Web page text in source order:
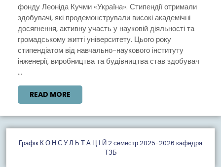
фонду Леоніда Кучми «Україна». Стипендії отримали
здобувачі, які продемонстрували високі академічні
досягнення, активну участь у науковій діяльності та
громадському житті університету. Цього року
стипендіатом від навчально-наукового інституту
інженерії, виробництва та будівництва став здобувач
...
READ MORE
MORE
Графiк К О Н С У Л Ь Т А Ц І Й 2 семестр 2025-2026 кафедра
ТЗБ